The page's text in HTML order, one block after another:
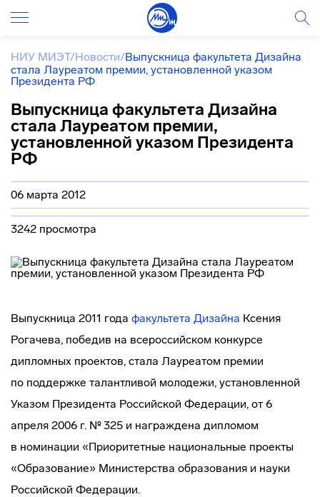
НИУ МИЭТ/Новости/Выпускница факультета Дизайна
стала Лауреатом премии, установленной указом
Президента РФ
Выпускница факультета Дизайна
стала Лауреатом премии,
установленной указом Президента
РФ
06 марта 2012
3242 просмотра
Выпускница 2011 года факультета Дизайна Ксения
Рогачева, победив на всероссийском конкурсе
дипломных проектов, стала Лауреатом премии
по поддержке талантливой молодежи, установленной
Указом Президента Российской Федерации, от 6
апреля 2006 г. № 325 и награждена дипломом
в номинации «Приоритетные национальные проекты
«Образование» Министерства образования и науки
Российской Федерации.